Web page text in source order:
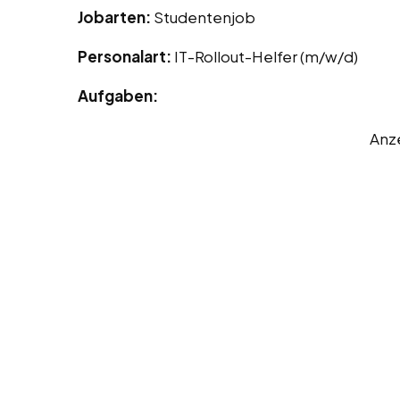
Jobarten: Studentenjob
Personalart: IT-Rollout-Helfer (m/w/d)
Aufgaben: